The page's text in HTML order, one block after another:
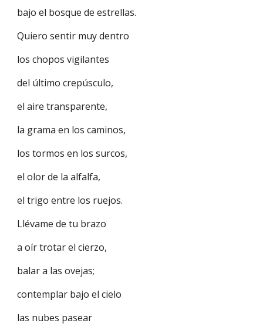
bajo el bosque de estrellas.
Quiero sentir muy dentro
los chopos vigilantes
del último crepúsculo,
el aire transparente,
la grama en los caminos,
los tormos en los surcos,
el olor de la alfalfa,
el trigo entre los ruejos.
Llévame de tu brazo
a oír trotar el cierzo,
balar a las ovejas;
contemplar bajo el cielo
las nubes pasear